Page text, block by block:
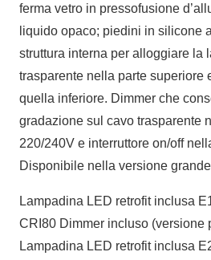
ferma vetro in pressofusione
liquido opaco; piedini in silicone
struttura interna per alloggiare la
trasparente nella parte superiore
quella inferiore. Dimmer che
gradazione sul cavo trasparente
220/240V e interruttore on/off
Disponibile nella versione
Lampadina LED retrofit inclusa
CRI80 Dimmer incluso (versione
Lampadina LED retrofit inclusa